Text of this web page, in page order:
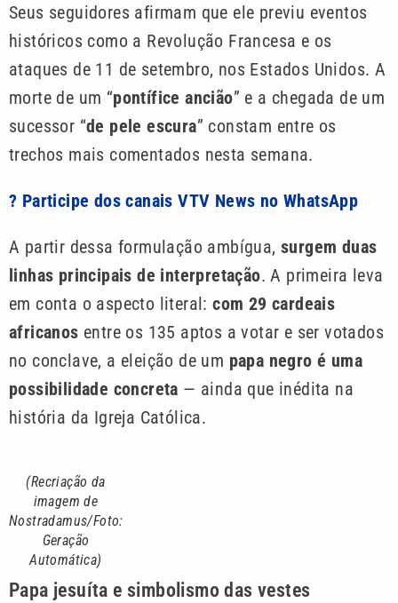
Seus seguidores afirmam que ele previu eventos
históricos como a Revolução Francesa e os
ataques de 11 de setembro, nos Estados Unidos. A
morte de um “pontífice ancião” e a chegada de um
sucessor “de pele escura” constam entre os
trechos mais comentados nesta semana.
? Participe dos canais VTV News no WhatsApp
A partir dessa formulação ambígua, surgem duas
linhas principais de interpretação. A primeira leva
em conta o aspecto literal:com 29 cardeais
africanos entre os 135 aptos a votar e ser votados
no conclave, a eleição de um papa negro é uma
possibilidade concreta — ainda que inédita na
história da Igreja Católica.
(Recriação da
imagem de
Nostradamus/Foto:
Geração
Automática)
Papa jesuíta e simbolismo das vestes